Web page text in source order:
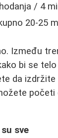
/ 4
20-25
Između
bi se
da izdržite
početi
sve